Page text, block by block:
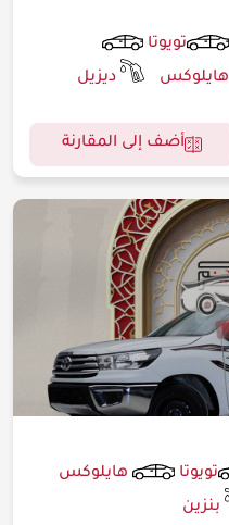
تويوتا
هايلوكس
ديزيل
أضف إلى المقارنة
تويوتا
هايلوكس
بنزين